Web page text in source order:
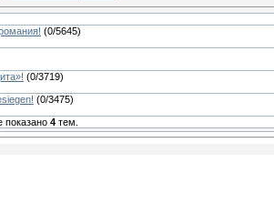
(0/5645)
(0/3719)
(0/3475)
показано 4 тем.